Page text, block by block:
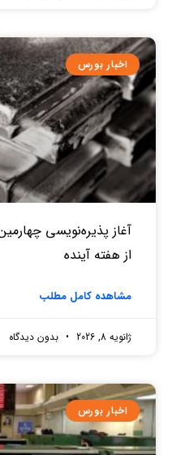
اخبار بورس
آغاز پذیره‌نویسی
از هفته آینده
مشاهده کامل مطلب
ژانویه 8, 2026 بدون دیدگاه
اخبار بورس